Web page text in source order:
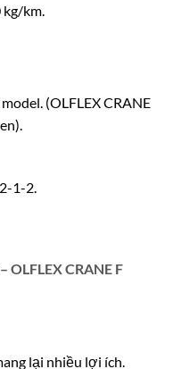
km.
(OLFLEX CRANE
1-2.
CRANE F
lại nhiều lợi ích.